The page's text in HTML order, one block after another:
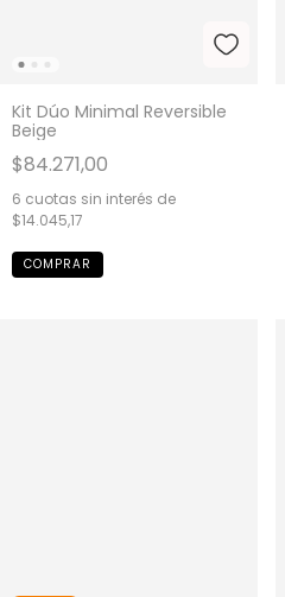
Kit Dúo Minimal Reversible
Beige
$84.271,00
6 cuotas sin interés de
$14.045,17
COMPRAR